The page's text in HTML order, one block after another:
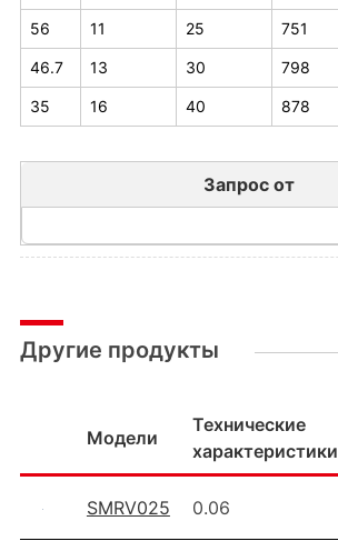
56 11 25 751
46.7 13 30 798
35 16 40 878
Запрос от
Другие продукты
Модели
Технические
характеристики
SMRV025 0.06